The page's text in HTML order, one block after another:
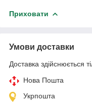
Приховати
Умови доставки
Доставка здійснюється
Нова Пошта
Укрпошта